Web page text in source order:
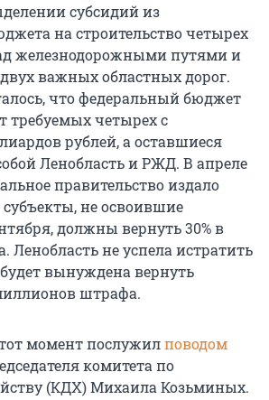
субсидий из
на строительство четырех
железнодорожными путями и
важных областных дорог.
что федеральный бюджет
требуемых четырех с
рублей, а оставшиеся
Ленобласть и РЖД. В апреле
правительство издало
не освоившие
должны вернуть 30% в
Ленобласть не успела истратить
вынуждена вернуть
штрафа.
момент послужилповодом
комитета по
(КДХ) Михаила Козьминых.